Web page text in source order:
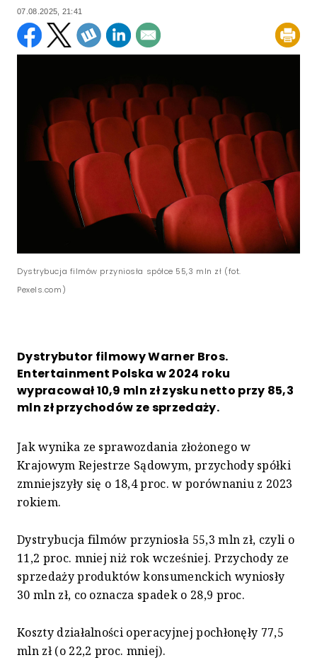
07.08.2025, 21:41
Dystrybucja filmów przyniosła spółce 55,3 mln zł (fot.
Pexels.com)
Dystrybutor filmowy Warner Bros.
Entertainment Polska w 2024 roku
wypracował 10,9 mln zł zysku netto przy 85,3
mln zł przychodów ze sprzedaży.
Jak wynika ze sprawozdania złożonego w
Krajowym Rejestrze Sądowym, przychody spółki
zmniejszyły się o 18,4 proc. w porównaniu z 2023
rokiem.
Dystrybucja filmów przyniosła 55,3 mln zł, czyli o
11,2 proc. mniej niż rok wcześniej. Przychody ze
sprzedaży produktów konsumenckich wyniosły
30 mln zł, co oznacza spadek o 28,9 proc.
Koszty działalności operacyjnej pochłonęły 77,5
mln zł (o 22,2 proc. mniej).